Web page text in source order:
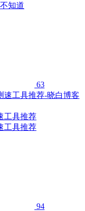
知道
63
工具推荐
工具推荐
94